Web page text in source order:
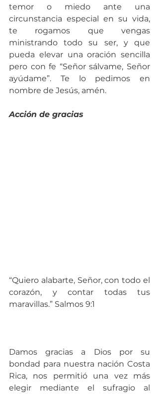
temor o miedo ante una
circunstancia especial en su vida,
te rogamos que vengas
ministrando todo su ser, y que
pueda elevar una oración sencilla
pero con fe “Señor sálvame, Señor
ayúdame”. Te lo pedimos en
nombre de Jesús, amén.
Acción de gracias
“Quiero alabarte, Señor, con todo el
corazón, y contar todas tus
maravillas.” Salmos 9:1
Damos gracias a Dios por su
bondad para nuestra nación Costa
Rica, nos permitió una vez más
elegir mediante el sufragio al